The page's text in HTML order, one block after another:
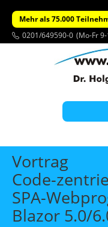
Mehr als 75.000
0201/649590-0 (Mo-Fr
Start
Vortrag
Code-
SPA-
Blazor 5.0/